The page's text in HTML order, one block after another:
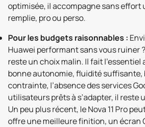
optimisée, il accompagne sans effort
remplie, pro ou perso.
Pour les budgets raisonnables :
Huawei performant sans vous ruiner
reste un choix malin. Il fait l’essentiel
bonne autonomie, fluidité suffisante,
contrainte, l’absence des services
utilisateurs prêts à s’adapter, il reste
Un peu plus récent, le Nova 11 Pro
offre une meilleure finition, un écran